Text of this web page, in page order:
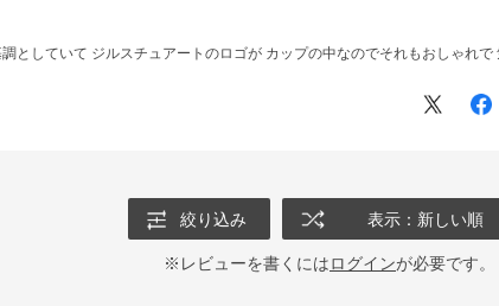
としていて ジルスチュアートのロゴが カップの中なのでそれもおしゃれで
絞り込み 表示：新しい順
※レビューを書くにはログインが必要です。